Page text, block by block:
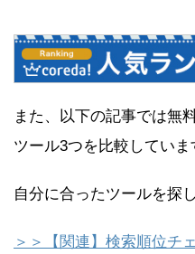
また、以下の記事では無
ツール3つを比較していま
自分に合ったツールを探
＞＞【関連】検索順位チ